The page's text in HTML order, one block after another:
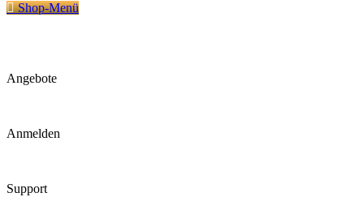
Shop-Menü
Angebote
Anmelden
Support